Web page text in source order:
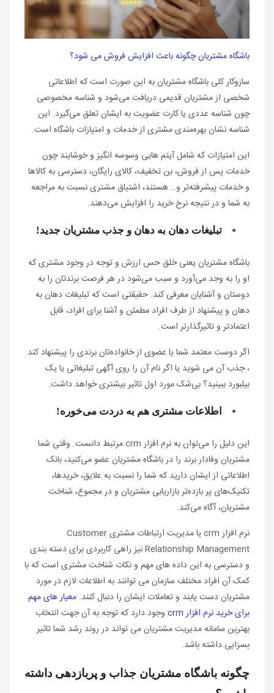
باشگاه مشتریان چگونه باعث افزایش فروش می شود؟
سازوکار کلی باشگاه مشتریان به این صورت است که اطلاعاتی
شخصی از مشتریان قدیمی دریافت می‌شود و شناسه مخصوصی
چون شناسه عددی یا کارت عضویت به ایشان تعلق می‌گیرد. این
شناسه نشان بهره‌مندی مشتری از خدمات و امتیازات باشگاه است.
این امتیازات که شامل آیتم‌ هایی وسوسه انگیز و خوشایند چون
خدمات پس از فروش، بن تخفیف، کالای رایگان، دسترسی به کالاها
و خدمات پیشرفته‌تر و… هستند، اشتیاق مشتری نسبت به مراجعه
به شما و در نتیجه نرخ خرید را افزایش می‌دهند.
تبلیغات دهان به دهان و جذب مشتریان جدید!
باشگاه مشتریان یعنی خلق حس ارزش و توجه در وجود مشتری که
او را به وجد می‌آورد و سبب می‌شود در هر فرصت برندتان را به
دوستان و آشنایان معرفی کند. حقیقتی است که تبلیغات دهان به
دهان و پیشنهاد از طرف افراد مطمئن و آشنا برای افراد، قابل
اعتمادتر و تاثیرگذارتر است.
اگر دوست معتمد شما یا عضوی از خانواده‌تان برندی را پیشنهاد کند
، جذب آن می ‌شوید یا اگر نام آن را روی آگهی تبلیغاتی یا یک
بیلبورد ببینید؟ بی‌شک مورد اول تاثیر بیشتری خواهد داشت.
اطلاعات مشتری هم به دردت می‌خوره!
این دلیل را می‌توان به نرم افزار crm مرتبط دانست. وقتی شما
مشتریان وفادار برند را در باشگاه مشتریان عضو می‌کنید، بانک
اطلاعاتی از ایشان دارید که شما را نسبت به علایق، خریدها،
تکنیک‌های پر بازده‌تر بازاریابی مشتریان و در مجموع، شناخت
مشتریان، آگاه می‌کند.
نرم افزار crm یا مدیریت ارتباطات مشتری Customer
Relationship Management نیز راهی کاربردی برای دسته بندی
و دسترسی به این داده‌ های مهم و نکات شناخت مشتری است که با
کمک آن افراد مختلف سازمان می‌ توانند به اطلاعات لازم در مورد
مشتریان دست یابند و تعاملات ایشان را دنبال کنند. معیار های مهم
برای خرید نرم افزار crm
وجود دارد که توجه به آن جهت انتخاب
بهترین سامانه مدیریت مشتریان می تواند در روند رشد شما تاثیر
بسزایی داشته باشد.
چگونه باشگاه مشتریان جذاب و پربازدهی داشته